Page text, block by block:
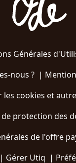
Générales
nous ?|
les cookies et
protection des
de l'offre
| Gérer Utiq |